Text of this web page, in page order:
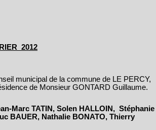
2012
municipal de la commune de LE PERCY,
de Monsieur GONTARD Guillaume.
Marc TATIN, Solen HALLOIN, Stéphanie
BAUER, Nathalie BONATO, Thierry